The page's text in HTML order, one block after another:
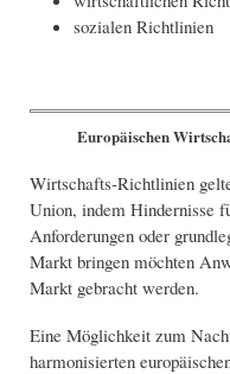
sozialen Richtlinien
Europäischen
Wirtschafts-Richtlinien
Union, indem Hindernisse
Anforderungen oder
Markt bringen möchten
Markt gebracht werden.
Eine Möglichkeit zum
harmonisierten